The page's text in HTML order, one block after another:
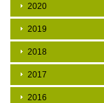
2020
2019
2018
2017
2016